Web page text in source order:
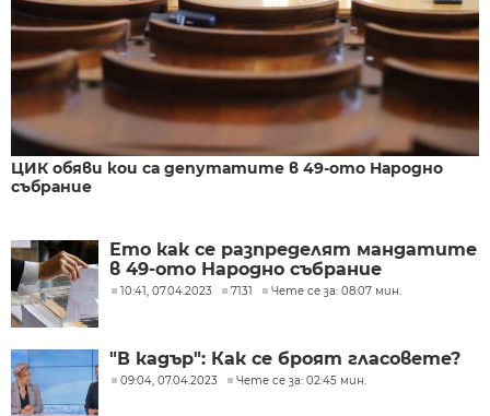
ЦИК обяви кои са депутатите в 49-ото Народно
събрание
Ето как се разпределят мандатите
в 49-ото Народно събрание
10:41, 07.04.2023 7131 Чете се за: 08:07 мин.
"В кадър": Как се броят гласовете?
09:04, 07.04.2023 Чете се за: 02:45 мин.